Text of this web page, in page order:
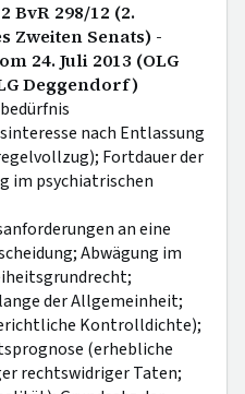
BvR 298/12 (2.
Zweiten Senats) -
24. Juli 2013 (OLG
Deggendorf)
nach Entlassung
Fortdauer der
im psychiatrischen
an eine
Abwägung im
der Allgemeinheit;
Kontrolldichte);
(erhebliche
rechtswidriger Taten;